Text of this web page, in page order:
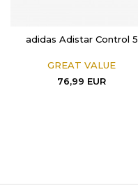
adidas Adistar Control 5
GREAT VALUE
76,99 EUR